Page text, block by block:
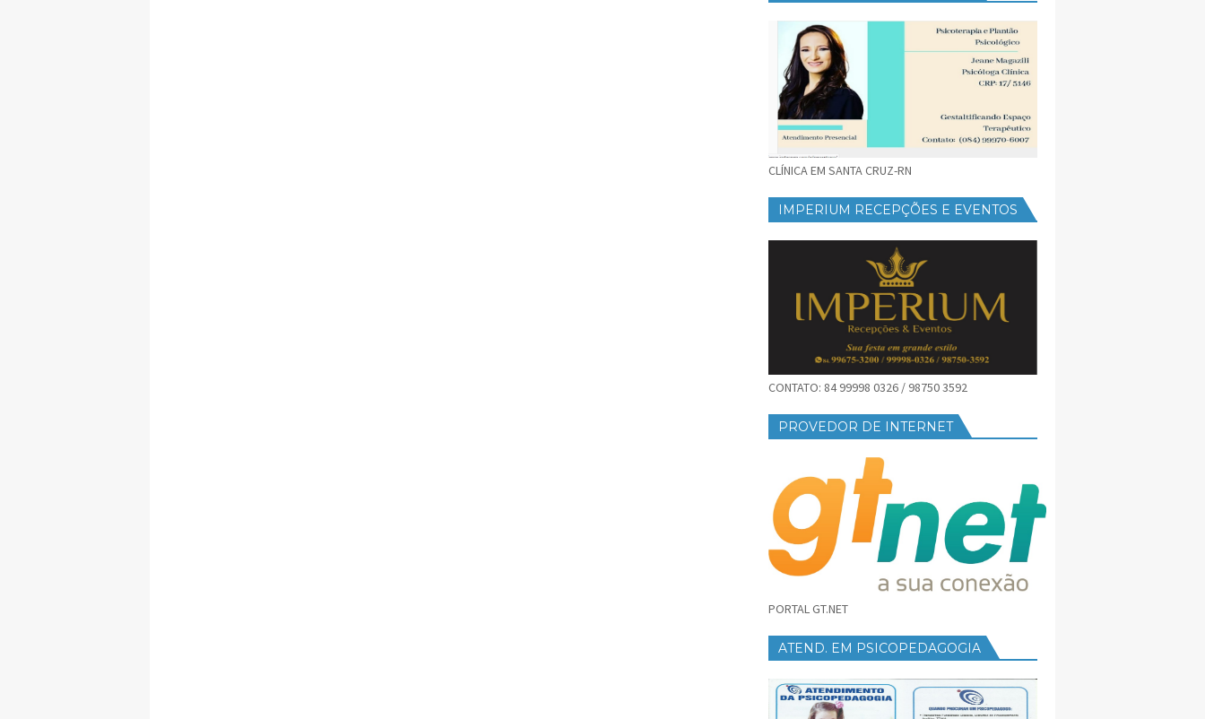
CLÍNICA EM SANTA CRUZ-RN
IMPERIUM RECEPÇÕES E EVENTOS
CONTATO: 84 99998 0326 / 98750 3592
PROVEDOR DE INTERNET
PORTAL GT.NET
ATEND. EM PSICOPEDAGOGIA